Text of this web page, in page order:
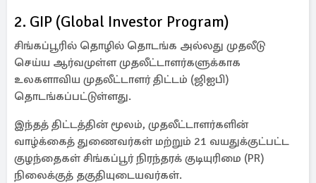
2. GIP (Global Investor Program)
சிங்கப்பூரில் தொழில் தொடங்க அல்லது முதலீடு
செய்ய ஆர்வமுள்ள முதலீட்டாளர்களுக்காக
உலகளாவிய முதலீட்டாளர் திட்டம் (ஜிஐபி)
தொடங்கப்பட்டுள்ளது.
இந்தத் திட்டத்தின் மூலம், முதலீட்டாளர்களின்
வாழ்க்கைத் துணைவர்கள் மற்றும் 21 வயதுக்குட்பட்ட
குழந்தைகள் சிங்கப்பூர் நிரந்தரக் குடியுரிமை (PR)
நிலைக்குத் தகுதியுடையவர்கள்.